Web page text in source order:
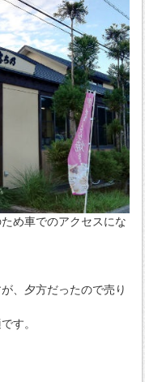
め車でのアクセスにな
、夕方だったので売り
す。